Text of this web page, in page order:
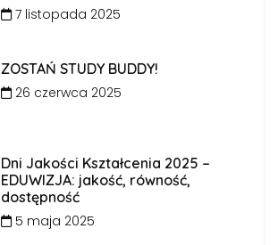
7 listopada 2025
ZOSTAŃ STUDY BUDDY!
26 czerwca 2025
Dni Jakości Kształcenia 2025 –
EDUWIZJA: jakość, równość,
dostępność
5 maja 2025